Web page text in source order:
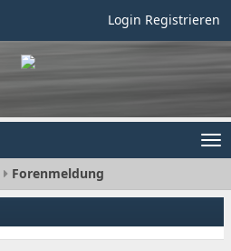
Login Registrieren
Forenmeldung